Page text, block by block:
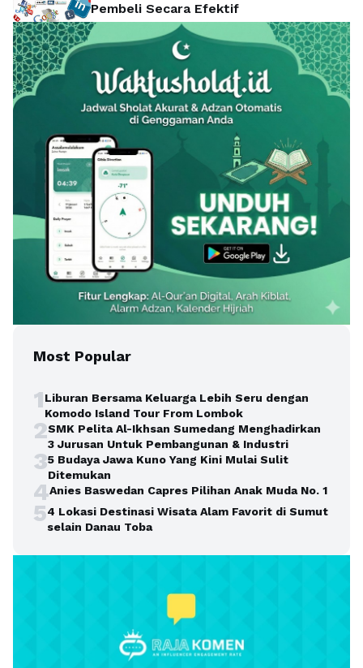
Pembeli Secara Efektif
Most Popular
1Liburan Bersama Keluarga Lebih Seru dengan
Komodo Island Tour From Lombok
2SMK Pelita Al-Ikhsan Sumedang Menghadirkan
3 Jurusan Untuk Pembangunan & Industri
35 Budaya Jawa Kuno Yang Kini Mulai Sulit
Ditemukan
4Anies Baswedan Capres Pilihan Anak Muda No. 1
54 Lokasi Destinasi Wisata Alam Favorit di Sumut
selain Danau Toba